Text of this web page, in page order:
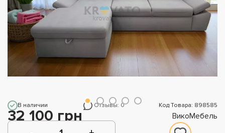
В наличии Отзывы: 0 Код Товара: 898585
32 100 грн ВикоМебель